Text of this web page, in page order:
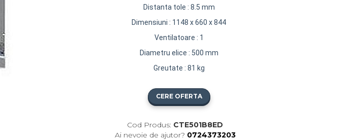
Distanta tole : 8.5 mm
Dimensiuni : 1148 x 660 x 844
Ventilatoare : 1
Diametru elice : 500 mm
Greutate : 81 kg
CERE OFERTA
Cod Produs: CTE501B8ED
Ai nevoie de ajutor? 0724373203